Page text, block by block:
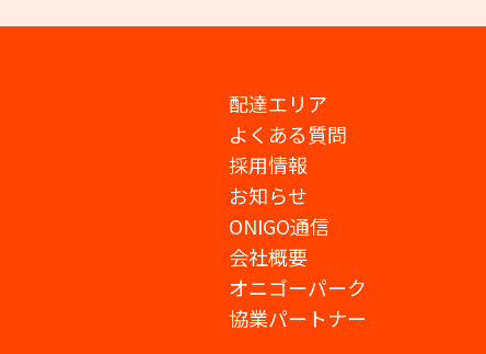
配達エリア
よくある質問
採用情報
お知らせ
ONIGO通信
会社概要
オニゴーパーク
協業パートナー